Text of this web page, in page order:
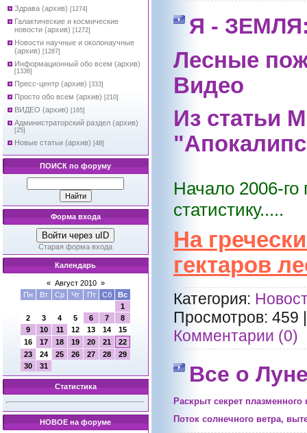
Здрава (архив) [1274]
Галактические и космические
новости (архив) [1272]
Новости научные и околонаучные
(архив) [1287]
Информационный обо всем (архив)
[1336]
Пресс-центр (архив) [333]
Просто обо всем (архив) [210]
ВИДЕО (архив) [165]
Администраторский раздел (архив)
[25]
Новые статьи (архив) [48]
ПОИСК по форуму
Форма входа
Войти через uID
Старая форма входа
Календарь
« Август 2010 »
Пн
Вт Ср Чт Пт Сб
Вс
1
2
3 4 5 6 7
8
9
10 11 12 13 14
15
16
17 18 19 20 21
22
23
24 25 26 27 28
29
30
31
Статистика
НОВОЕ на форуме
Я -
Лесные
Видео
Из статьи
Начало 2006-
статистику.....
На
гектаров
Категория:
Просмотров: 459
Комментарии (0)
Все о
Раскрыт секрет
Поток солнечного ветра,